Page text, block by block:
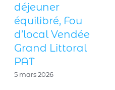
déjeuner
équilibré, Fou
d’local Vendée
Grand Littoral
PAT
5 mars 2026